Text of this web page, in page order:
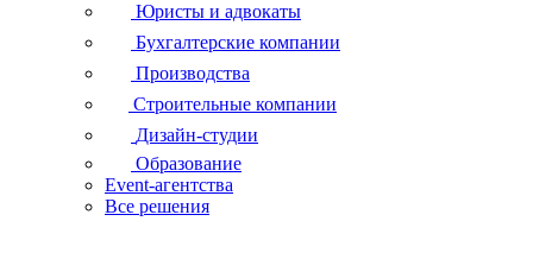
Юристы и адвокаты
Бухгалтерские компании
Производства
Строительные компании
Дизайн-студии
Образование
Event-агентства
Все решения